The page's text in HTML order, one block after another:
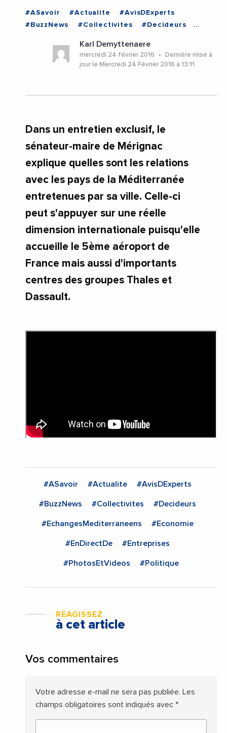
#ASavoir #Actualite
#AvisDExperts
#BuzzNews
#Collectivites
#Decideurs
#EnDirectDe
#Entreprises
#Politique
Karl Demyttenaere
mercredi 24 février 2016
Dernière mise à
jour le Mercredi 24 Février 2016 à 13:11
Dans un entretien exclusif, le
sénateur-maire de Mérignac
explique quelles sont les relations
avec les pays de la Méditerranée
entretenues par sa ville. Celle-ci
peut s'appuyer sur une réelle
dimension internationale puisqu'elle
accueille le 5ème aéroport de
France mais aussi d'importants
centres des groupes Thales et
Dassault.
#ASavoir #Actualite #AvisDExperts
#BuzzNews #Collectivites #Decideurs
#EchangesMediterraneens #Economie
#EnDirectDe #Entreprises
#PhotosEtVideos #Politique
RÉAGISSEZ
à cet article
Vos commentaires
Votre adresse e-mail ne sera pas publiée. Les
champs obligatoires sont indiqués avec *